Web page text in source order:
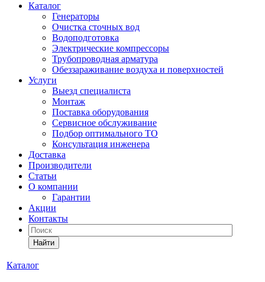
Каталог
Генераторы
Очистка сточных вод
Водоподготовка
Электрические компрессоры
Трубопроводная арматура
Обеззараживание воздуха и поверхностей
Услуги
Выезд специалиста
Монтаж
Поставка оборудования
Сервисное обслуживание
Подбор оптимального ТО
Консультация инженера
Доставка
Производители
Статьи
О компании
Гарантии
Акции
Контакты
Найти
Каталог